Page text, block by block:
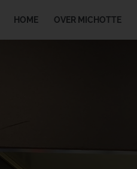
HOME OVER MICHOTTE